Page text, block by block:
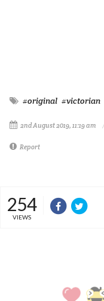
#original #victorian
2nd August 2019, 11:19 am
Report
254
VIEWS